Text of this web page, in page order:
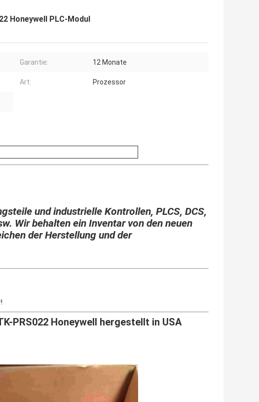
Honeywell PLC-Modul
Garantie: 12 Monate
Art: Prozessor
und industrielle Kontrollen, PLCS, DCS,
Wir behalten ein Inventar von den neuen
der Herstellung und der
PRS022 Honeywell hergestellt in USA